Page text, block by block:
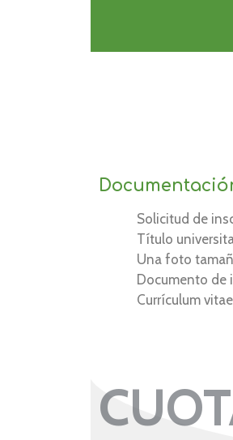
Solicitud de
Título
Una foto
Documento de
Currículum vitae